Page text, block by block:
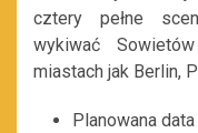
cztery pełne
wykiwać
miastach jak Berlin,
Planowana